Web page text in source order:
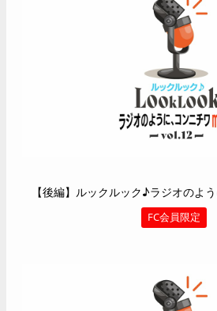
【後編】ルックルック♪ラジオのよ
FC会員限定